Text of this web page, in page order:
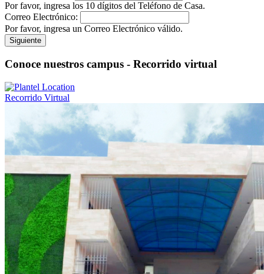
Por favor, ingresa los 10 dígitos del Teléfono de Casa.
Correo Electrónico:
Por favor, ingresa un Correo Electrónico válido.
Siguiente
Conoce nuestros campus - Recorrido virtual
Recorrido Virtual